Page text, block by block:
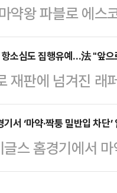
을 소유하고 슈퍼
에 도착했다.흰
착 약 30분 뒤 입
인정하냐" "박왕
질문을 건넸다.
약왕 파블로 에스
를 밝혀 주목받고
부호 무케시 암바
을 결정한 하마
용하겠다는 의사
개체들의 후손으
적이 없는 환경에
줬다…
소심도 집행유예…法 "앞
재판에 넘겨진
고 받았다.30일
마약류관리법 위
씨에 대해 검찰과
이 높은 점을 고
서 ‘마약·짝퉁 밀반입 차단’
스 홈경기에서
관세청은 지난 29